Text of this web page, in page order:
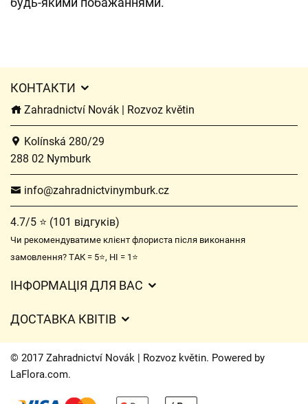
КОНТАКТИ
Zahradnictví Novák | Rozvoz květin
Kolínská 280/29
288 02 Nymburk
info@zahradnictvinymburk.cz
4.7/5 ⭐ (101 відгуків)
Чи рекомендуватиме клієнт флориста після виконання
замовлення? ТАК = 5⭐, НІ = 1⭐
ІНФОРМАЦІЯ ДЛЯ ВАС
Захист персональних даних
Час доставки квітів – огляд можливостей
ДОСТАВКА КВІТІВ
Вартість доставки
Куди ми доставляємо квіти
© 2017 Zahradnictví Novák | Rozvoz květin. Powered by
LaFlora.com.